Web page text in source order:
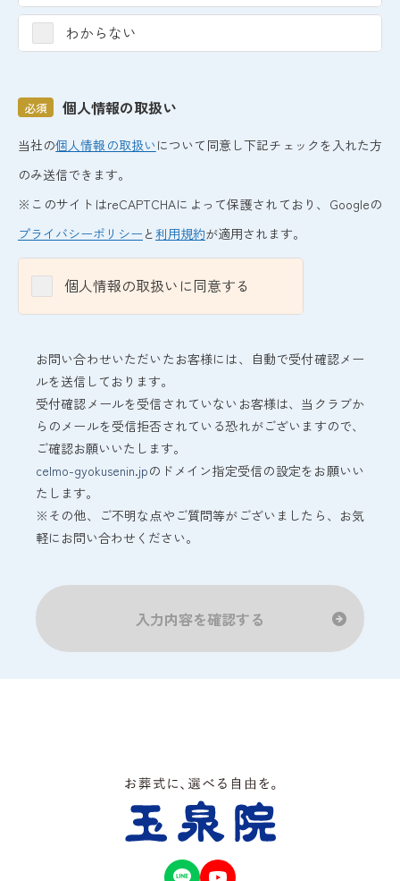
わからない
個人情報の取扱い
必須
当社の個人情報の取扱いについて同意し下記チェックを入れた方
のみ送信できます。
※このサイトはreCAPTCHAによって保護されており、Googleの
プライバシーポリシー と利用規約が適用されます。
個人情報の取扱いに同意する
お問い合わせいただいたお客様には、自動で受付確認メー
ルを送信しております。
受付確認メールを受信されていないお客様は、当クラブか
らのメールを受信拒否されている恐れがございますので、
ご確認お願いいたします。
celmo-gyokusenin.jpのドメイン指定受信の設定をお願いい
たします。
※その他、ご不明な点やご質問等がございましたら、お気
軽にお問い合わせください。